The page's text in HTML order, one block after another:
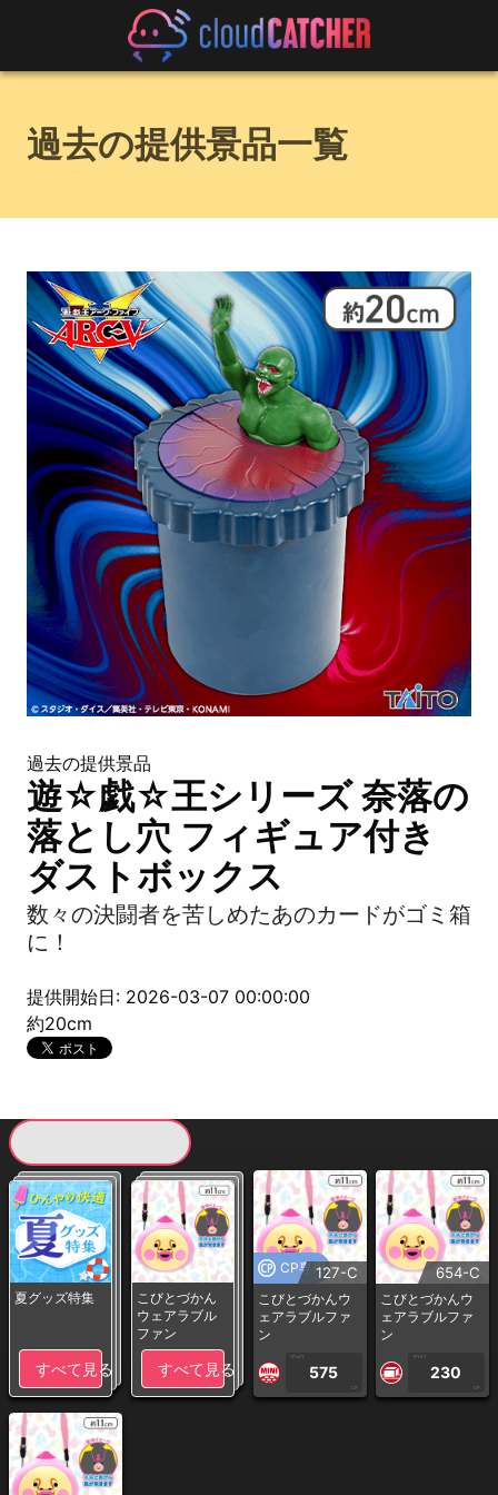
過去の提供景品一覧
過去の提供景品
遊☆戯☆王シリーズ 奈落の
落とし穴 フィギュア付き
ダストボックス
数々の決闘者を苦しめたあのカードがゴミ箱
に！
提供開始日: 2026-03-07 00:00:00
約20cm
夏グッズ特集
すべて見る
こびとづかん
ウェアラブル
ファン
すべて見る
CP専用127-C
こびとづかんウ
ェアラブルファ
ン
1PLAY
575
CP
654-C
こびとづかんウ
ェアラブルファ
ン
1PLAY
230
CP